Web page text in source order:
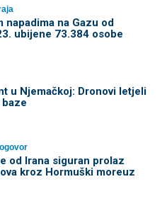
napadima na Gazu od
ubijene 73.384 osobe
u Njemačkoj: Dronovi letjeli
od Irana siguran prolaz
kroz Hormuški moreuz